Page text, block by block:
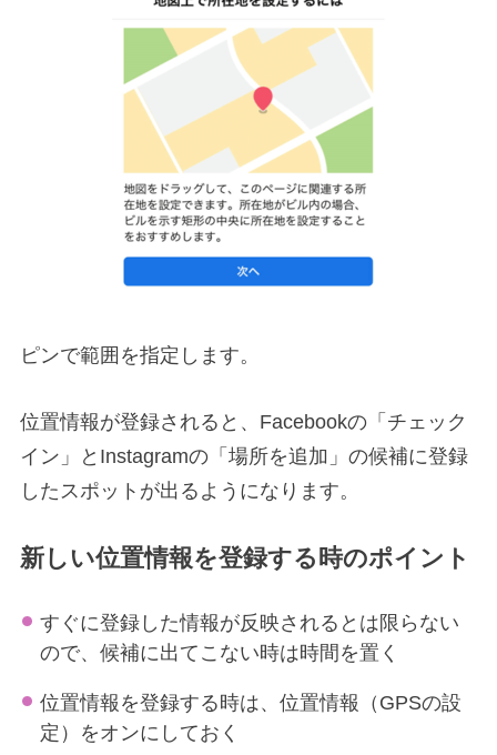
ピンで範囲を指定します。
位置情報が登録されると、Facebookの「チェック
イン」とInstagramの「場所を追加」の候補に登録
したスポットが出るようになります。
新しい位置情報を登録する時のポイント
すぐに登録した情報が反映されるとは限らない
ので、候補に出てこない時は時間を置く
位置情報を登録する時は、位置情報（GPSの設
定）をオンにしておく